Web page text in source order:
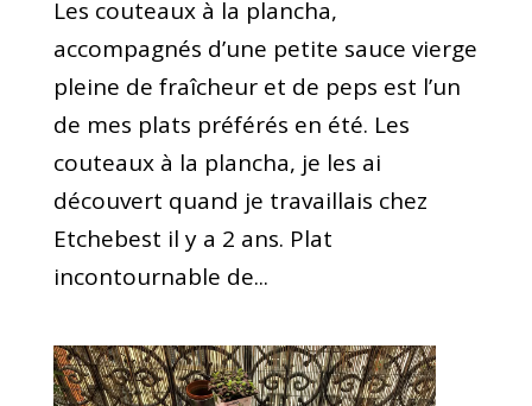
Les couteaux à la plancha,
accompagnés d’une petite sauce vierge
pleine de fraîcheur et de peps est l’un
de mes plats préférés en été. Les
couteaux à la plancha, je les ai
découvert quand je travaillais chez
Etchebest il y a 2 ans. Plat
incontournable de...